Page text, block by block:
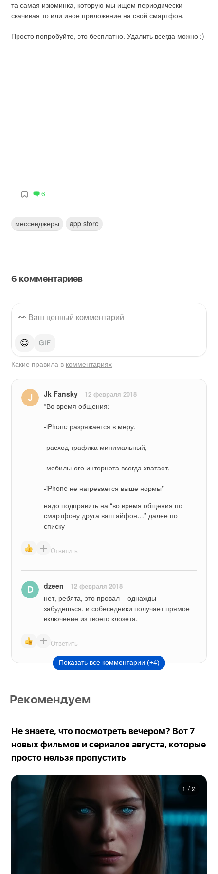
та самая изюминка, которую мы ищем периодически
скачивая то или иное приложение на свой смартфон.
Просто попробуйте, это бесплатно. Удалить всегда можно :)
6
мессенджеры app store
6 комментариев
😊
Какие правила в комментариях
Jk Fansky 12 февраля 2018
“Во время общения:
-iPhone разряжается в меру,
-расход трафика минимальный,
-мобильного интернета всегда хватает,
-iPhone не нагревается выше нормы”
надо подправить на “во время общения по
смартфону друга ваш айфон…” далее по
списку
Ответить
dzeen 12 февраля 2018
нет, ребята, это провал – однажды
забудешься, и собеседники получает прямое
включение из твоего клозета.
Ответить
Показать все комментарии (+4)
Рекомендуем
Не знаете, что посмотреть вечером? Вот 7
новых фильмов и сериалов августа, которые
просто нельзя пропустить
1 / 2